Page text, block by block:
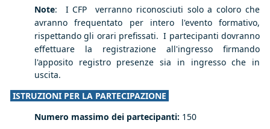
Note: I CFP verranno riconosciuti solo a coloro che
avranno frequentato per intero l'evento formativo,
rispettando gli orari prefissati. I partecipanti dovranno
effettuare la registrazione all'ingresso firmando
l'apposito registro presenze sia in ingresso che in
uscita.
ISTRUZIONI PER LA PARTECIPAZIONE
Numero massimo dei partecipanti: 150